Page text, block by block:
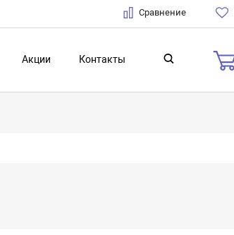
Сравнение
Акции Контакты